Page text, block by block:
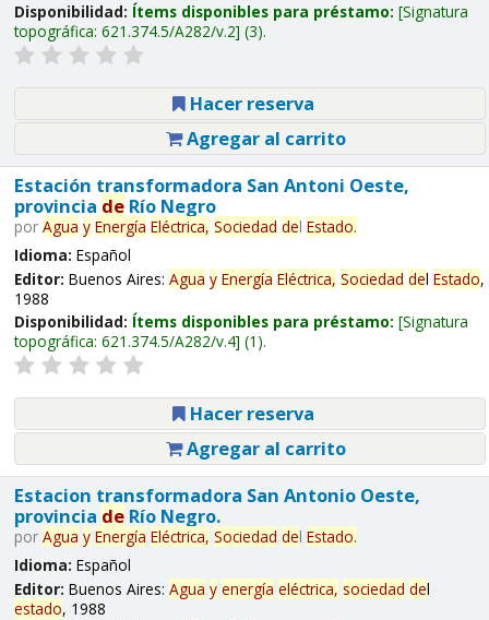
Disponibilidad: Ítems disponibles para préstamo: Signatura
topográfica: 621.374.5/A282/v.2 (3).
Hacer reserva
Agregar al carrito
Estación transformadora San Antoni Oeste,
provincia deRío Negro
por Agua y Energía Eléctrica, Sociedad del Estado.
Idioma: Español
Editor: Buenos Aires: Agua y Energía Eléctrica, Sociedad del Estado,
1988
Disponibilidad: Ítems disponibles para préstamo: Signatura
topográfica: 621.374.5/A282/v.4 (1).
Hacer reserva
Agregar al carrito
Estacion transformadora San Antonio Oeste,
provincia deRío Negro.
por Agua y Energía Eléctrica, Sociedad del Estado.
Idioma: Español
Editor: Buenos Aires: Agua y energía eléctrica, sociedad del
estado, 1988